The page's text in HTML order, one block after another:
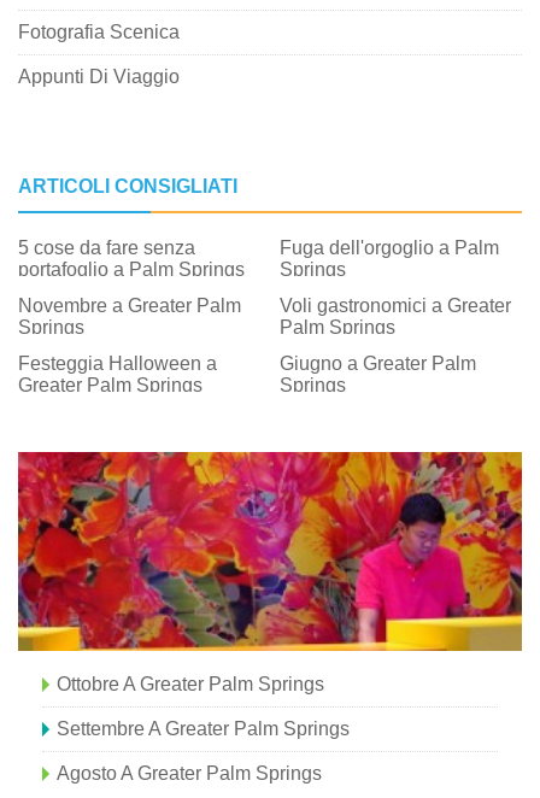
Fotografia Scenica
Appunti Di Viaggio
ARTICOLI CONSIGLIATI
5 cose da fare senza
portafoglio a Palm Springs
Fuga dell'orgoglio a Palm
Springs
Novembre a Greater Palm
Springs
Voli gastronomici a Greater
Palm Springs
Festeggia Halloween a
Greater Palm Springs
Giugno a Greater Palm
Springs
Ottobre A Greater Palm Springs
Settembre A Greater Palm Springs
Agosto A Greater Palm Springs